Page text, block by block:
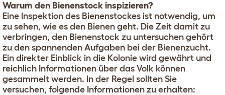
Warum den Bienenstock inspizieren?
Eine Inspektion des Bienenstockes ist notwendig, um
zu sehen, wie es den Bienen geht. Die Zeit damit zu
verbringen, den Bienenstock zu untersuchen gehört
zu den spannenden Aufgaben bei der Bienenzucht.
Ein direkter Einblick in die Kolonie wird gewährt und
reichlich Informationen über das Volk können
gesammelt werden. In der Regel sollten Sie
versuchen, folgende Informationen zu erhalten: